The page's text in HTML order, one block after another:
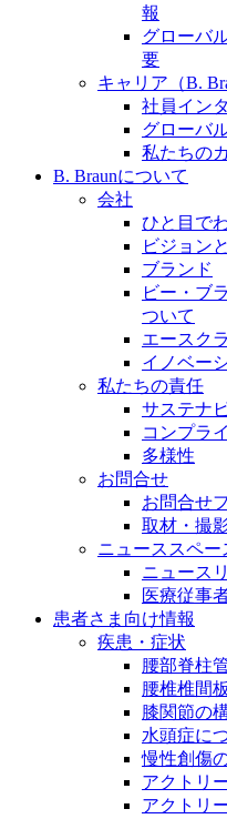
お問合せ先、価格情
ま向けの情報スペー
お問合せフォームよ
報
グローバ
要
キャリア（B.
社員イン
グローバ
私たちの
B. Braunについて
会社
ひと目で
ビジョン
ブランド
ビー・ブ
ついて
エースク
イノベー
私たちの責任
サステナ
コンプラ
多様性
お問合せ
お問合せ
取材・撮
ニューススペー
ニュース
医療従事
患者さま向け情報
疾患・症状
腰部脊柱
腰椎椎間
膝関節の
水頭症に
慢性創傷
アクトリ
アクトリ